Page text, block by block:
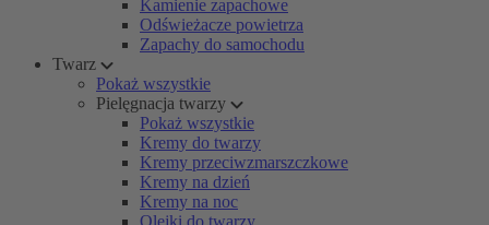
Kamienie zapachowe
Odświeżacze powietrza
Zapachy do samochodu
Twarz
Pokaż wszystkie
Pielęgnacja twarzy
Pokaż wszystkie
Kremy do twarzy
Kremy przeciwzmarszczkowe
Kremy na dzień
Kremy na noc
Olejki do twarzy